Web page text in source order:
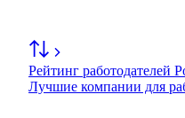
Рейтинг работодателей
Лучшие компании для